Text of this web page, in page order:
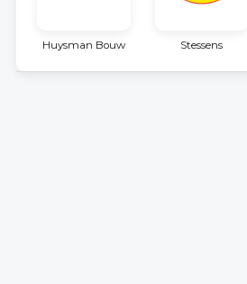
Huysman Bouw Stessens